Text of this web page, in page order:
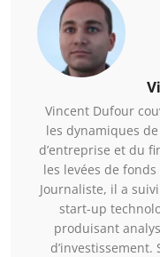
Vincent Dufour
les dynamiques
d’entreprise et du
les levées de
Journaliste, il a
start-up
produisant
d’investissement.